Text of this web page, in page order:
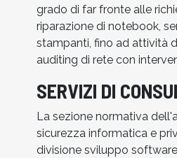
grado di far fronte alle
riparazione di notebook,
stampanti, fino ad attività
auditing di rete con
SERVIZI DI
La sezione normativa
sicurezza informatica e
divisione sviluppo